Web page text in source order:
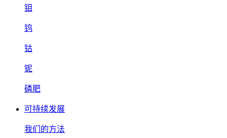
钼
钨
钴
铌
磷肥
可持续发展
我们的方法